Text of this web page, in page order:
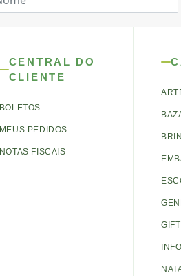
CENTRAL DO
CLIENTE
BOLETOS
MEUS PEDIDOS
NOTAS FISCAIS
GIFT